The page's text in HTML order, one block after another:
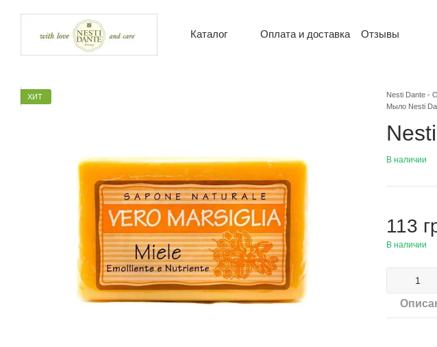
Каталог Оплата и доставка
Отзывы
Пользовательское соглашение
ХИТ Nesti Dante -
Мыло Nesti
В наличии
113
В наличии